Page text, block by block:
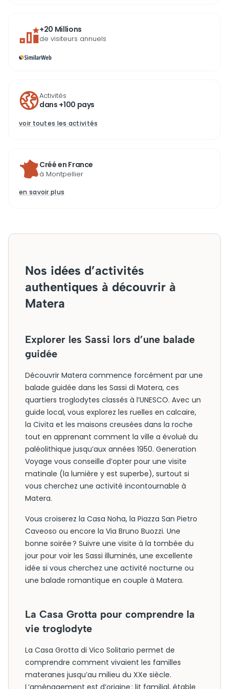
+20 Millions
de visiteurs annuels
Activités
dans +100 pays
voir toutes les activités
Créé en France
à Montpellier
en savoir plus
Nos idées d’activités
authentiques à découvrir à
Matera
Explorer les Sassi lors d’une balade
guidée
Découvrir Matera commence forcément par une
balade guidée dans les Sassi di Matera, ces
quartiers troglodytes classés à l’UNESCO. Avec un
guide local, vous explorez les ruelles en calcaire,
la Civita et les maisons creusées dans la roche
tout en apprenant comment la ville a évolué du
paléolithique jusqu’aux années 1950. Generation
Voyage vous conseille d’opter pour une visite
matinale (la lumière y est superbe), surtout si
vous cherchez une activité incontournable à
Matera.
Vous croiserez la Casa Noha, la Piazza San Pietro
Caveoso ou encore la Via Bruno Buozzi. Une
bonne soirée ? Suivre une visite à la tombée du
jour pour voir les Sassi illuminés, une excellente
idée si vous cherchez une activité nocturne ou
une balade romantique en couple à Matera.
La Casa Grotta pour comprendre la
vie troglodyte
La Casa Grotta di Vico Solitario permet de
comprendre comment vivaient les familles
materanes jusqu’au milieu du XXe siècle.
L’aménagement est d’origine : lit familial, étable